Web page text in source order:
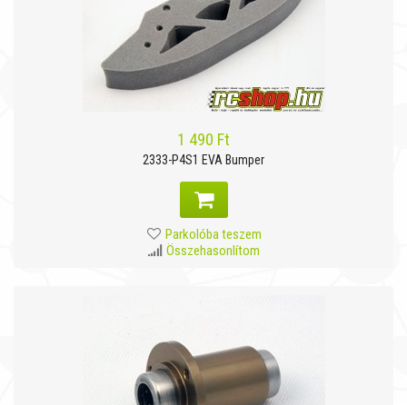
1 490 Ft
2333-P4S1 EVA Bumper
Parkolóba teszem
Összehasonlítom